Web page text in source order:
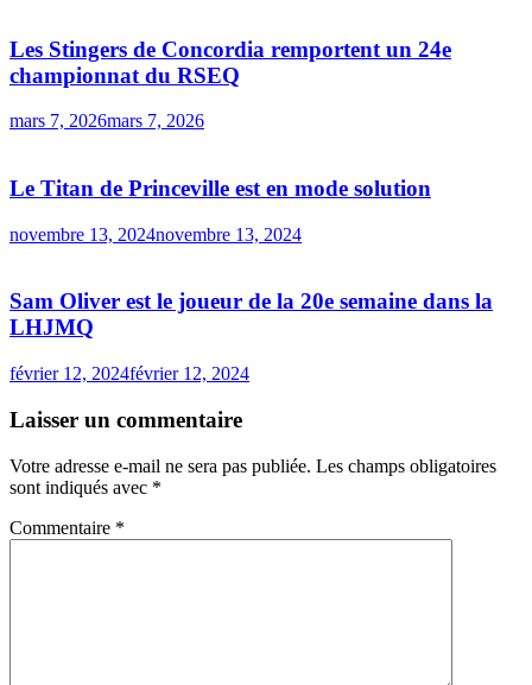
Les Stingers de Concordia remportent un 24e
championnat du RSEQ
mars 7, 2026mars 7, 2026
Le Titan de Princeville est en mode solution
novembre 13, 2024novembre 13, 2024
Sam Oliver est le joueur de la 20e semaine dans la
LHJMQ
février 12, 2024février 12, 2024
Laisser un commentaire
Votre adresse e-mail ne sera pas publiée. Les champs obligatoires
sont indiqués avec *
Commentaire *